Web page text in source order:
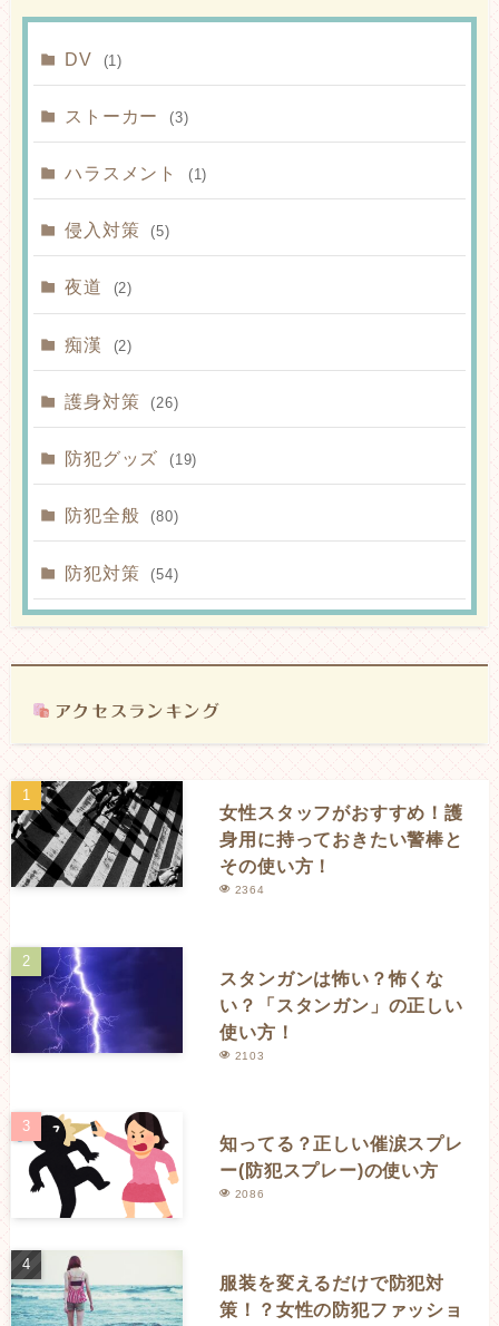
DV (1)
ストーカー (3)
ハラスメント (1)
侵入対策 (5)
夜道 (2)
痴漢 (2)
護身対策 (26)
防犯グッズ (19)
防犯全般 (80)
防犯対策 (54)
女性スタッフがおすすめ！護
身用に持っておきたい警棒と
その使い方！
2364
スタンガンは怖い？怖くな
い？「スタンガン」の正しい
使い方！
2103
知ってる？正しい催涙スプレ
ー(防犯スプレー)の使い方
2086
服装を変えるだけで防犯対
策！？女性の防犯ファッショ